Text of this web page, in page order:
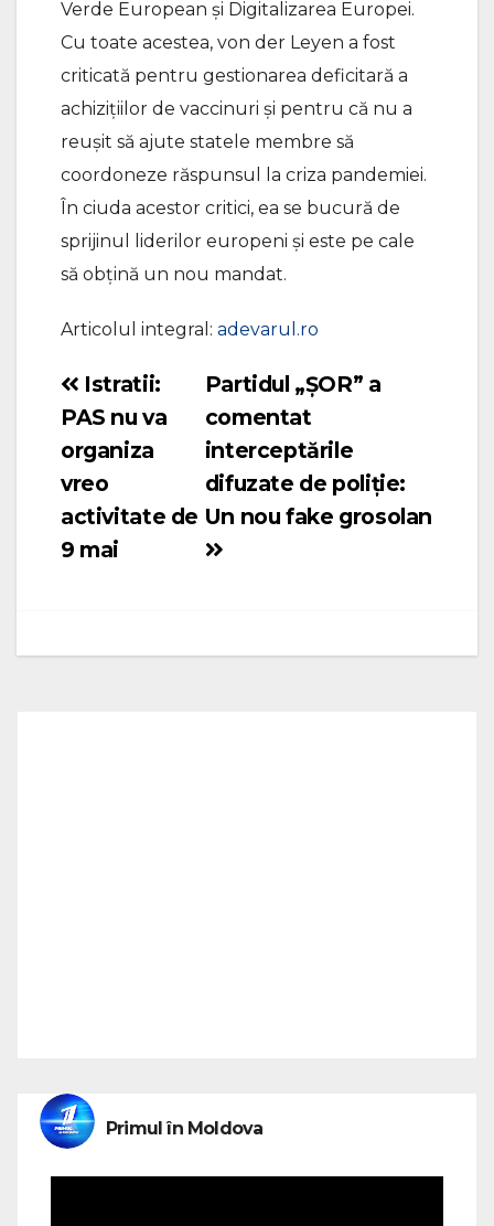
Verde European și Digitalizarea Europei.
Cu toate acestea, von der Leyen a fost
criticată pentru gestionarea deficitară a
achizițiilor de vaccinuri și pentru că nu a
reușit să ajute statele membre să
coordoneze răspunsul la criza pandemiei.
În ciuda acestor critici, ea se bucură de
sprijinul liderilor europeni și este pe cale
să obțină un nou mandat.
Articolul integral: adevarul.ro
Navigare
în
Partidul „ȘOR” a
comentat
interceptările
difuzate de poliție:
Un nou fake grosolan
Istratii:
PAS nu va
organiza
vreo
activitate de
9 mai
Primul în Moldova